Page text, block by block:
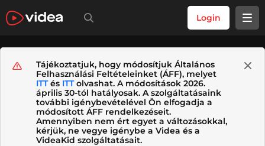
Login
Tájékoztatjuk, hogy módosítjuk Általános
Felhasználási Feltételeinket (ÁFF), melyet
ITTés ITTolvashat. A módosítások 2026.
április 30-tól hatályosak. A szolgáltatásaink
további igénybevételével Ön elfogadja a
módosított ÁFF rendelkezéseit.
Amennyiben nem ért egyet a változásokkal,
kérjük, ne vegye igénybe a Videa és a
VideaKid szolgáltatásait.